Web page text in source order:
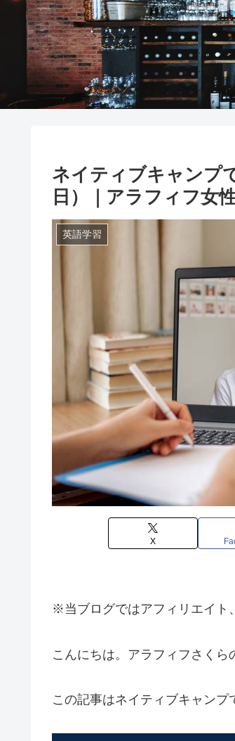
ネイティブキャンプ
日）｜アラフィフ女
英語学習
X
※当ブログではアフィリエイト
こんにちは。アラフィフさくら
この記事はネイティブキャンプ